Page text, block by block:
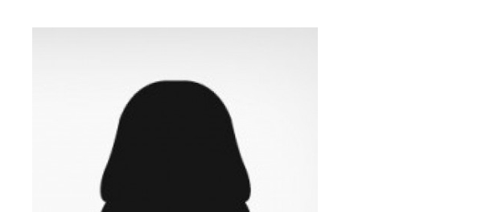
Центр непрерывного образования
Творческий инкубатор